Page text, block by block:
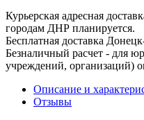
Курьерская адресная
городам ДНР планируется.
Бесплатная доставка
Безналичный расчет - для
учреждений, организаций)
Описание и
Отзывы